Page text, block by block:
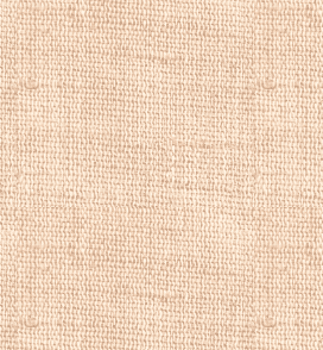
Купить
репродукции
художника,
речной пейзаж,